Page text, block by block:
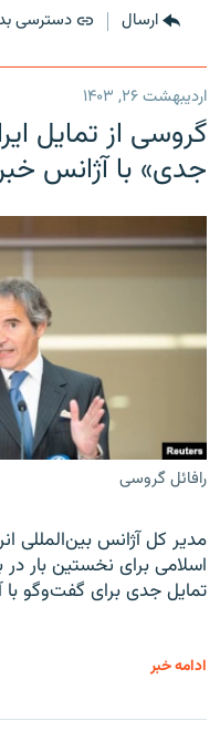
ارسال دسترسی
اردیبهشت ۲۶, ۱۴۰۳
گروسی از تمایل
جدی» با آژانس
رافائل گروسی
مدیر کل آژانس بین‌المللی
اسلامی برای نخستین بار
تمایل جدی برای گفت‌وگو
ادامه خبر